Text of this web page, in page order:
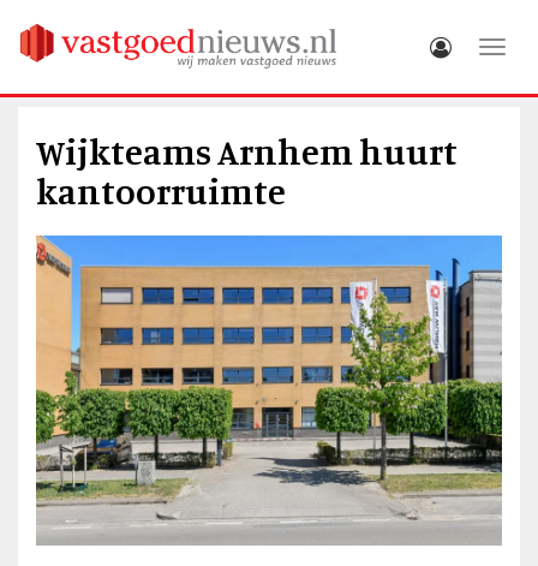
Wijkteams Arnhem huurt
kantoorruimte